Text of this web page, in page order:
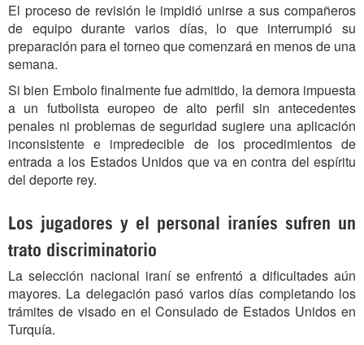
El proceso de revisión le impidió unirse a sus compañeros
de equipo durante varios días, lo que interrumpió su
preparación para el torneo que comenzará en menos de una
semana.
Si bien Embolo finalmente fue admitido, la demora impuesta
a un futbolista europeo de alto perfil sin antecedentes
penales ni problemas de seguridad sugiere una aplicación
inconsistente e impredecible de los procedimientos de
entrada a los Estados Unidos que va en contra del espíritu
del deporte rey.
Los jugadores y el personal iraníes sufren un
trato discriminatorio
La selección nacional iraní se enfrentó a dificultades aún
mayores. La delegación pasó varios días completando los
trámites de visado en el Consulado de Estados Unidos en
Turquía.